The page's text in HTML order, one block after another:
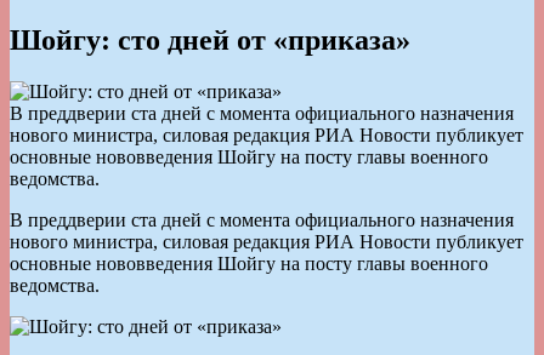
Шойгу: сто дней от «приказа»
В преддверии ста дней с момента официального назначения
нового министра, силовая редакция РИА Новости публикует
основные нововведения Шойгу на посту главы военного
ведомства.
В преддверии ста дней с момента официального назначения
нового министра, силовая редакция РИА Новости публикует
основные нововведения Шойгу на посту главы военного
ведомства.